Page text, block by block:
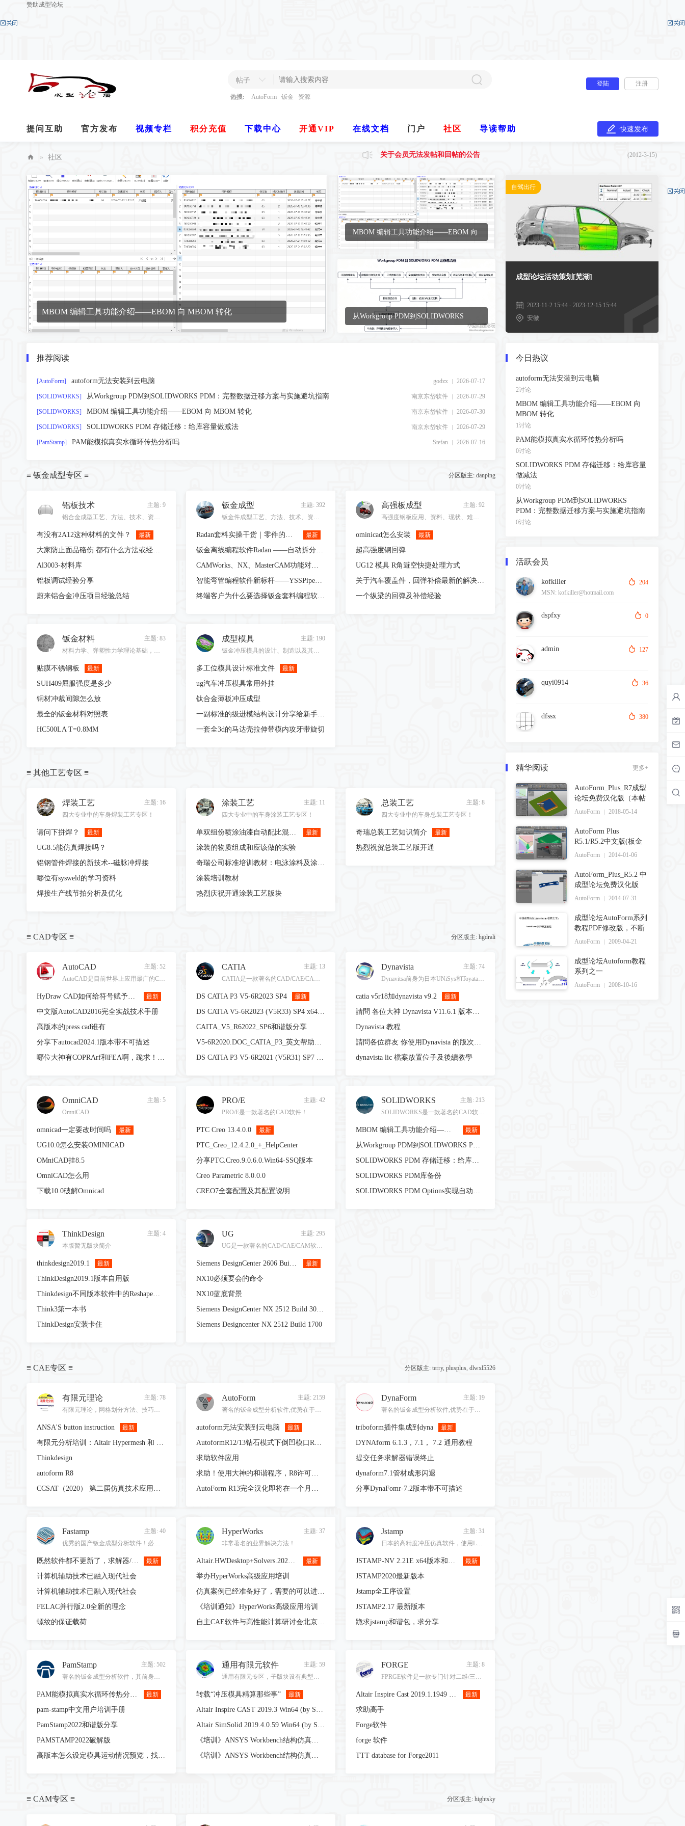
赞助成型论坛
帖子
热搜: AutoForm 钣金 资源
登陆 注册
提问互助 官方发布 视频专栏 积分充值 下载中心 开通VIP 在线文档 门户 社区 导读帮助
R7汉化
快速发布
型
论
坛
» 社区 关于会员无法发帖和回帖的公告 (2012-3-15)
关于会员无法发帖和回帖的公告 (2012-3-15)
MBOM 编辑工具功能介绍——EBOM 向 MBOM 转化
MBOM 编辑工具功能介绍——EBOM 向
从Workgroup PDM到SOLIDWORKS
PDM：完整数据迁移方案与实施
自驾出行
成型论坛活动策划[芜湖]
2023-11-2 15:44 - 2023-12-15 15:44
安徽
推荐阅读
[AutoForm] autoform无法安装到云电脑 godzx 2026-07-17
[SOLIDWORKS] 从Workgroup PDM到SOLIDWORKS PDM：完整数据迁移方案与实施避坑指南 南京东岱软件 2026-07-29
[SOLIDWORKS] MBOM 编辑工具功能介绍——EBOM 向 MBOM 转化 南京东岱软件 2026-07-30
[SOLIDWORKS] SOLIDWORKS PDM 存储迁移：给库容量做减法 南京东岱软件 2026-07-29
[PamStamp] PAM能模拟真实水循环传热分析吗 Stefan 2026-07-16
分区版主: danping
≡ 钣金成型专区 ≡
铝板技术
主题: 9
铝合金成型工艺、方法、技术、资料等相关内容！
有没有2A12这种材料的文件？ 最新
大家防止面品硌伤 都有什么方法或经验呢
Al3003-材料库
铝板调试经验分享
蔚来铝合金冲压项目经验总结
钣金材料
主题: 83
材料力学、弹塑性力学理论基础，铝板、激光拼焊板等前沿技术的特点、资料以及其他相关内容！
贴膜不锈钢板 最新
SUH409屈服强度是多少
铜材冲裁间隙怎么放
最全的钣金材料对照表
HC500LA T=0.8MM
钣金成型
主题: 392
钣金件成型工艺、方法、技术、资料等相关内容！
Radan套料实操干货｜零件的三种套料模式，新手也能省料又高效 最新
钣金离线编程软件Radan ——自动拆分CAD多个零件图纸
CAMWorks、NX、MasterCAM功能对比分析
智能弯管编程软件新标杆——YSSPipeBend
终端客户为什么要选择钣金套料编程软件Radan的分析报告
成型模具
主题: 190
钣金冲压模具的设计、制造以及其他相关内容！
多工位模具设计标准文件 最新
ug汽车冲压模具常用外挂
钛合金薄板冲压成型
一副标准的级进模结构设计分享给新手学习
一套全3d的马达壳拉伸带模内攻牙带旋切
高强板成型
主题: 92
高强度钢板应用、资料、现状、难点、成型特点、回弹、回弹补偿以及其他相关内容！
ominicad怎么安装 最新
超高强度钢回弹
UG12 模具 R角避空快捷处理方式
关于汽车覆盖件，回弹补偿最新的解决方案
一个纵梁的回弹及补偿经验
≡ 其他工艺专区 ≡
焊装工艺
主题: 16
四大专业中的车身焊装工艺专区！
请问下拼焊？ 最新
UG8.5能仿真焊接吗？
铝钢管件焊接的新技术--磁脉冲焊接
哪位有sysweld的学习资料
焊接生产线节拍分析及优化
涂装工艺
主题: 11
四大专业中的车身涂装工艺专区！
单双组份喷涂油漆自动配比混合供料系统设备，自动化调油漆喷涂设备 最新
涂装的物质组成和应该做的实验
奇瑞公司标准培训教材：电泳涂料及涂装知识
涂装培训教材
热烈庆祝开通涂装工艺版块
总装工艺
主题: 8
四大专业中的车身总装工艺专区！
奇瑞总装工艺知识简介 最新
热烈祝贺总装工艺版开通
分区版主: hgdrali
≡ CAD专区 ≡
AutoCAD
主题: 52
AutoCAD是目前世界上应用最广的CAD软件之一
HyDraw CAD如何给符号赋予设备信息 最新
中文版AutoCAD2016完全实战技术手册
高版本的press cad谁有
分享下autocad2024.1版本带不可描述
哪位大神有COPRArf和FEA啊，跪求！！！
OmniCAD
主题: 5
OmniCAD
omnicad一定要改时间吗 最新
UG10.0怎么安装OMINICAD
OMniCAD挂8.5
OmniCAD怎么用
下载10.0破解Omnicad
ThinkDesign
主题: 4
本版暂无版块简介
thinkdesign2019.1 最新
ThinkDesign2019.1版本自用版
Thinkdesign不同版本软件中的Reshape模块问题
Think3第一本书
ThinkDesign安装卡住
CATIA
主题: 13
CATIA是一款著名的CAD/CAE/CAM解决方案，目前风头正劲！
DS CATIA P3 V5-6R2023 SP4 最新
DS CATIA V5-6R2023 (V5R33) SP4 x64 带不可描述文件
CAITA_V5_R62022_SP6和谐版分享
V5-6R2020.DOC_CATIA_P3_英文帮助文档.zip
DS CATIA P3 V5-6R2021 (V5R31) SP7 x64 最新破解版
PRO/E
主题: 42
PRO/E是一款著名的CAD软件！
PTC Creo 13.4.0.0 最新
PTC_Creo_12.4.2.0_+_HelpCenter
分享PTC.Creo.9.0.6.0.Win64-SSQ版本
Creo Parametric 8.0.0.0
CREO7全套配置及其配置说明
UG
主题: 295
UG是一款著名的CAD/CAE/CAM软件！
Siemens DesignCenter 2606 Build 1700 最新
NX10必须要会的命令
NX10蓝底背景
Siemens DesignCenter NX 2512 Build 3002 (NX 2512 Series)
Siemens Designcenter NX 2512 Build 1700
Dynavista
主题: 74
Dynavitsa前身为日本UNiSys和Toyata所合作研发出来专门对汽车钣金模具开发的软件Camasiter，现为CATIA的一个插件
catia v5r18加dynavista v9.2 最新
請問 各位大神 Dynavista V11.6.1 版本，2025授權失效，不知誰可以分享新的LIC 謝謝。
Dynavista 教程
請問各位群友 你使用Dynavista 的版次是幾版？
dynavista lic 檔案放置位子及後續教學
SOLIDWORKS
主题: 213
SOLIDWORKS是一款著名的CAD软件！
MBOM 编辑工具功能介绍——EBOM 向 MBOM 转化 最新
从Workgroup PDM到SOLIDWORKS PDM：完整数据迁移方案与实施避坑指南
SOLIDWORKS PDM 存储迁移：给库容量做减法
SOLIDWORKS PDM库备份
SOLIDWORKS PDM Options实现自动下线与许可归还
分区版主: terry, plusplus, dlwxl5526
≡ CAE专区 ≡
有限元理论
主题: 78
有限元理论，网格划分方法、技巧以及其他与有限元相关的内容！
ANSA'S button instruction 最新
有限元分析培训：Altair Hypermesh 和 Abaqus
Thinkdesign
autoform R8
CCSAT（2020） 第二届仿真技术应用大会
Fastamp
主题: 40
优秀的国产钣金成型分析软件！必须支持！
既然软件都不更新了，求解器/本体授权完美破。视频为证 最新
计算机辅助技术已融入现代社会
计算机辅助技术已融入现代社会
FELAC并行版2.0全新的理念
螺纹的保证载荷
PamStamp
主题: 502
著名的钣金成型分析软件，其前身为著名的OPTRIS！
PAM能模拟真实水循环传热分析吗 最新
pam-stamp中文用户培训手册
PamStamp2022和谐版分享
PAMSTAMP2022破解版
高版本怎么设定模具运动情况预览，找不到Add to animation
AutoForm
主题: 2159
著名的钣金成型分析软件,优势在于其独有的diedesign以及incremental模块！
autoform无法安装到云电脑 最新
AutoformR12/13钻石模式下倒凹模口R角后操作锁定
求助软件应用
求助！使用大神的和谐程序，R8许可证报错
AutoForm R13完全汉化即将在一个月内全网免费分享敬请期待
HyperWorks
主题: 37
非常著名的业界解决方法！
Altair.HWDesktop+Solvers.2022.3.0 最新
举办HyperWorks高级应用培训
仿真案例已经准备好了，需要的可以进来看看
《培训通知》HyperWorks高级应用培训
自主CAE软件与高性能计算研讨会北京站邀您参加！
通用有限元软件
主题: 59
通用有限元专区，子版块设有典型的通用有限元软件
转载“冲压模具精算那些事” 最新
Altair Inspire CAST 2019.3 Win64 (by SSQ)
Altair SimSolid 2019.4.0.59 Win64 (by SSQ)
《培训》ANSYS Workbench结构仿真专题培训班
《培训》ANSYS Workbench结构仿真专题培训班
DynaForm
主题: 19
著名的钣金成型分析软件,优势在于其较高的精度！
triboform插件集成到dyna 最新
DYNAform 6.1.3，7.1， 7.2 通用教程
提交任务求解器错误终止
dynaform7.1管材成形闪退
分享DynaFomr-7.2版本带不可描述
Jstamp
主题: 31
日本的高精度冲压仿真软件，使用LS-DYNA求解器，目前已经进入中国市场！
JSTAMP-NV 2.21E x64版本和谐版 最新
JSTAMP2020最新版本
Jstamp全工序设置
JSTAMP2.17 最新版本
跪求jstamp和谐包，求分享
FORGE
主题: 8
FPRGE软件是一款专门针对二维/三维金属体成形工艺的专业模拟软件，适用于冷锻、温锻和热锻等各种工艺.
Altair Inspire Cast 2019.1.1949 x64 最新
求助高手
Forge软件
forge 软件
TTT database for Forge2011
分区版主: hightsky
≡ CAM专区 ≡
今日热议
autoform无法安装到云电脑
2讨论
MBOM 编辑工具功能介绍——EBOM 向
MBOM 转化
1讨论
PAM能模拟真实水循环传热分析吗
0讨论
SOLIDWORKS PDM 存储迁移：给库容量
做减法
0讨论
从Workgroup PDM到SOLIDWORKS
PDM：完整数据迁移方案与实施避坑指南
0讨论
活跃会员
kofkiller
204
MSN: kofkiller@hotmail.com
dspfxy 0
admin 127
quyi0914 36
dfssx 380
精华阅读 更多+
AutoForm_Plus_R7成型
论坛免费汉化版（本帖
AutoForm 2018-05-14
AutoForm Plus
R5.1/R5.2中文版(板金
CAE U-
AutoForm 2014-01-06
AutoForm_Plus_R5.2 中
成型论坛免费汉化版
AutoForm 2014-07-31
成型论坛AutoForm系列
教程PDF修改版，不断
AutoForm 2009-04-21
成型论坛Autoform教程
系列之一
AutoForm 2008-10-16